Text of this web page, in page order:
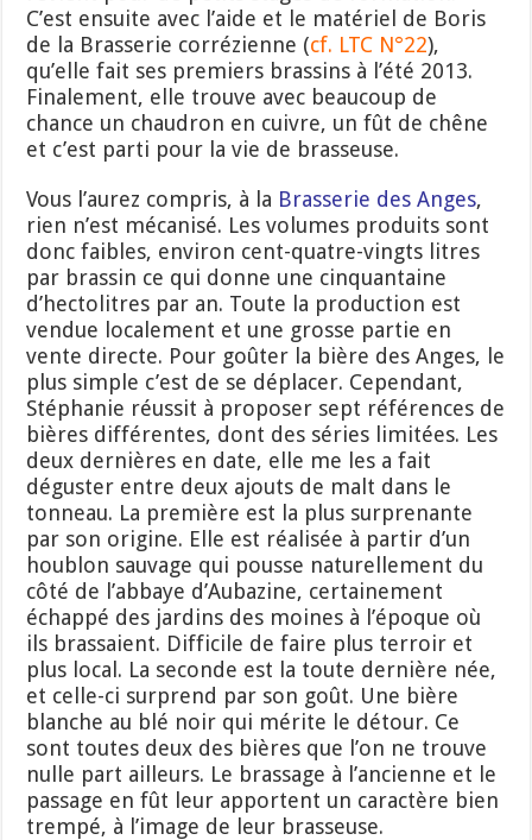
C’est ensuite avec l’aide et le matériel de Boris
de la Brasserie corrézienne (cf. LTC N°22),
qu’elle fait ses premiers brassins à l’été 2013.
Finalement, elle trouve avec beaucoup de
chance un chaudron en cuivre, un fût de chêne
et c’est parti pour la vie de brasseuse.
Vous l’aurez compris, à la Brasserie des Anges,
rien n’est mécanisé. Les volumes produits sont
donc faibles, environ cent-quatre-vingts litres
par brassin ce qui donne une cinquantaine
d’hectolitres par an. Toute la production est
vendue localement et une grosse partie en
vente directe. Pour goûter la bière des Anges, le
plus simple c’est de se déplacer. Cependant,
Stéphanie réussit à proposer sept références de
bières différentes, dont des séries limitées. Les
deux dernières en date, elle me les a fait
déguster entre deux ajouts de malt dans le
tonneau. La première est la plus surprenante
par son origine. Elle est réalisée à partir d’un
houblon sauvage qui pousse naturellement du
côté de l’abbaye d’Aubazine, certainement
échappé des jardins des moines à l’époque où
ils brassaient. Difficile de faire plus terroir et
plus local. La seconde est la toute dernière née,
et celle-ci surprend par son goût. Une bière
blanche au blé noir qui mérite le détour. Ce
sont toutes deux des bières que l’on ne trouve
nulle part ailleurs. Le brassage à l’ancienne et le
passage en fût leur apportent un caractère bien
trempé, à l’image de leur brasseuse.